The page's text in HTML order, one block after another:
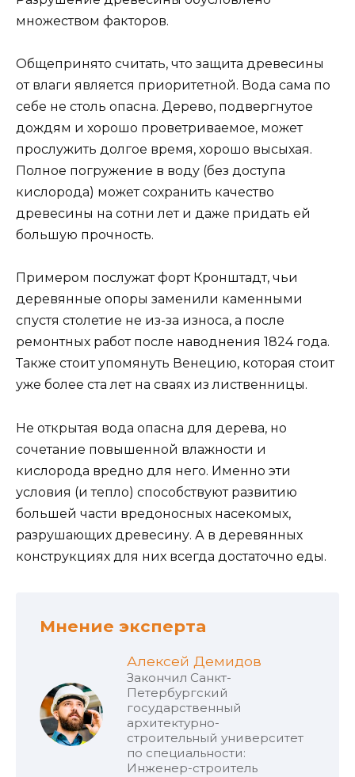
множеством факторов.
Общепринято считать, что защита древесины
от влаги является приоритетной. Вода сама по
себе не столь опасна. Дерево, подвергнутое
дождям и хорошо проветриваемое, может
прослужить долгое время, хорошо высыхая.
Полное погружение в воду (без доступа
кислорода) может сохранить качество
древесины на сотни лет и даже придать ей
большую прочность.
Примером послужат форт Кронштадт, чьи
деревянные опоры заменили каменными
спустя столетие не из-за износа, а после
ремонтных работ после наводнения 1824 года.
Также стоит упомянуть Венецию, которая стоит
уже более ста лет на сваях из лиственницы.
Не открытая вода опасна для дерева, но
сочетание повышенной влажности и
кислорода вредно для него. Именно эти
условия (и тепло) способствуют развитию
большей части вредоносных насекомых,
разрушающих древесину. А в деревянных
конструкциях для них всегда достаточно еды.
Мнение эксперта
Алексей Демидов
Закончил Санкт-
Петербургский
государственный
архитектурно-
строительный университет
по специальности:
Инженер-строитель